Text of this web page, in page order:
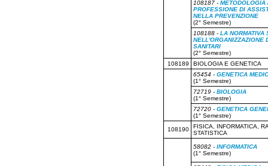
servizi di educazione alla salute,
nelle Scuole; partecipa alle
degli utenti; concorre alle
forma dipartimentale, sia
progetti individuati dalla
tecniche e strumenti specifici;
in collaborazione con altri
Sbocchi professionali
Ambito pubblico: Aziende
Igiene degli Alimenti e della
Medico Competente e
scolastica, Ambulatori di
Dipartimenti di Salute Mentale e
Qualità e Valutazione prestazioni
(Sanità Marittima). Ambito
Consulenza, Scuole di
108187 - METODOLOGIA
PROFESSIONE DI
NELLA PREVENZIONE
(2° Semestre)
108188 - LA NORMATIVA
NELL'ORGANIZZAZIONE
SANITARI
(2° Semestre)
108189 BIOLOGIA E GENETICA
65454 - GENETICA
(1° Semestre)
72719 - BIOLOGIA
(1° Semestre)
72720 - GENETICA
(1° Semestre)
108190
FISICA, INFORMATICA,
STATISTICA
58082 - INFORMATICA
(1° Semestre)